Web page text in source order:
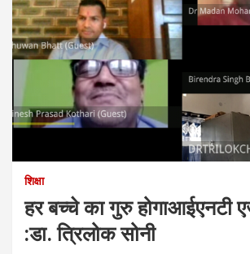
शिक्षा
हर बच्चे का गुरु होगाआईएनटी
:डा. त्रिलोक सोनी